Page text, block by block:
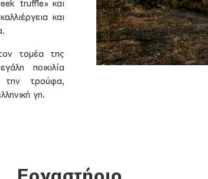
truffle» και
και
τομέα της
ποικιλία
την τρούφα,
γη.